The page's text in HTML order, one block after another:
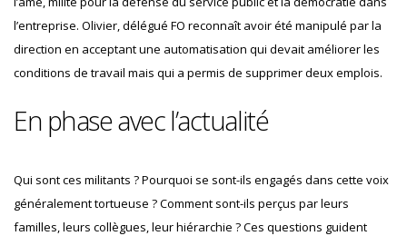
l’entreprise. Olivier, délégué FO reconnaît avoir été manipulé par la
direction en acceptant une automatisation qui devait améliorer les
conditions de travail mais qui a permis de supprimer deux emplois.
En phase avec l’actualité
Qui sont ces militants ? Pourquoi se sont-ils engagés dans cette voix
généralement tortueuse ? Comment sont-ils perçus par leurs
familles, leurs collègues, leur hiérarchie ? Ces questions guident